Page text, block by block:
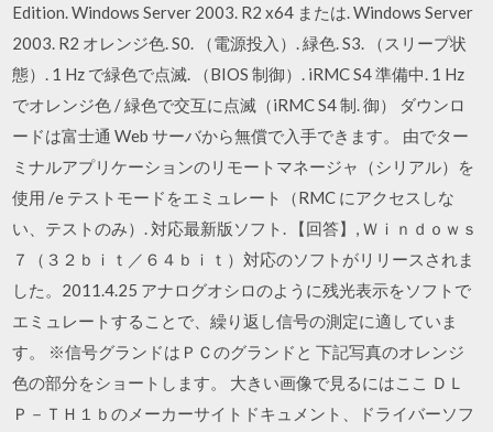
Edition. Windows Server 2003. R2 x64 または. Windows Server
2003. R2 オレンジ色. S0. （電源投入）. 緑色. S3. （スリープ状
態）. 1 Hz で緑色で点滅. （BIOS 制御）. iRMC S4 準備中. 1 Hz
でオレンジ色 / 緑色で交互に点滅（iRMC S4 制. 御） ダウンロ
ードは富士通 Web サーバから無償で入手できます。 由でター
ミナルアプリケーションのリモートマネージャ（シリアル）を
使用 /e テストモードをエミュレート（RMC にアクセスしな
い、テストのみ）. 対応最新版ソフト. 【回答】, Ｗｉｎｄｏｗｓ
７（３２ｂｉｔ／６４ｂｉｔ）対応のソフトがリリースされま
した。2011.4.25 アナログオシロのように残光表示をソフトで
エミュレートすることで、繰り返し信号の測定に適していま
す。 ※信号グランドはＰＣのグランドと 下記写真のオレンジ
色の部分をショートします。 大きい画像で見るにはここ ＤＬ
Ｐ－ＴＨ１ｂのメーカーサイトドキュメント、ドライバーソフ